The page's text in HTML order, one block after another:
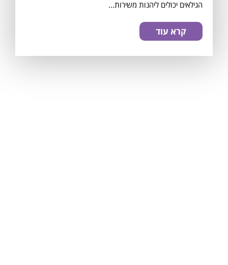
הגילאים יכולים ליהנות משירות...
קרא עוד